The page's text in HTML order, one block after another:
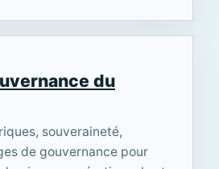
du
souveraineté,
de gouvernance pour